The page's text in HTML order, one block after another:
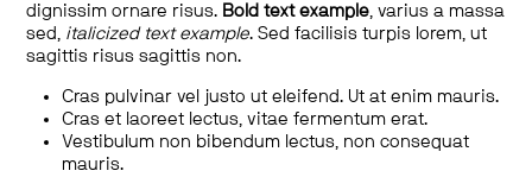
dignissim ornare risus. Bold text example, varius a massa
sed, italicized text example. Sed facilisis turpis lorem, ut
sagittis risus sagittis non.
Cras pulvinar vel justo ut eleifend. Ut at enim mauris.
Cras et laoreet lectus, vitae fermentum erat.
Vestibulum non bibendum lectus, non consequat
mauris.